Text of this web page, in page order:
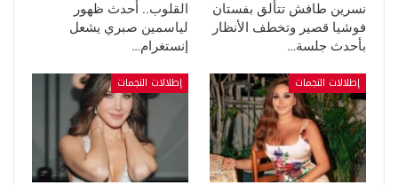
نسرين طافش تتألق بفستان
فوشيا قصير وتخطف الأنظار
بأحدث جلسة…
القلوب.. أحدث ظهور
لياسمين صبري يشعل
إنستغرام…
إطلالات النجمات إطلالات النجمات